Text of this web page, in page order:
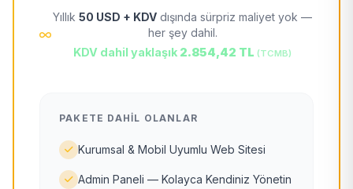
Yıllık 50 USD + KDV dışında sürpriz maliyet yok —
her şey dahil.
KDV dahil yaklaşık 2.854,42 TL (TCMB)
PAKETE DAHIL OLANLAR
Kurumsal & Mobil Uyumlu Web Sitesi
Admin Paneli — Kolayca Kendiniz Yönetin